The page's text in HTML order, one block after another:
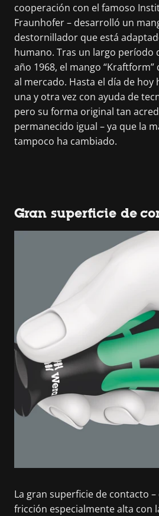
cooperación con el famoso
Fraunhofer – desarrolló un
destornillador que está
humano. Tras un largo período
año 1968, el mango “Kraftform”
al mercado. Hasta el día de
una y otra vez con ayuda de
pero su forma original tan
permanecido igual – ya que la
tampoco ha cambiado.
Gran superficie de
La gran superficie de contacto
fricción especialmente alta con